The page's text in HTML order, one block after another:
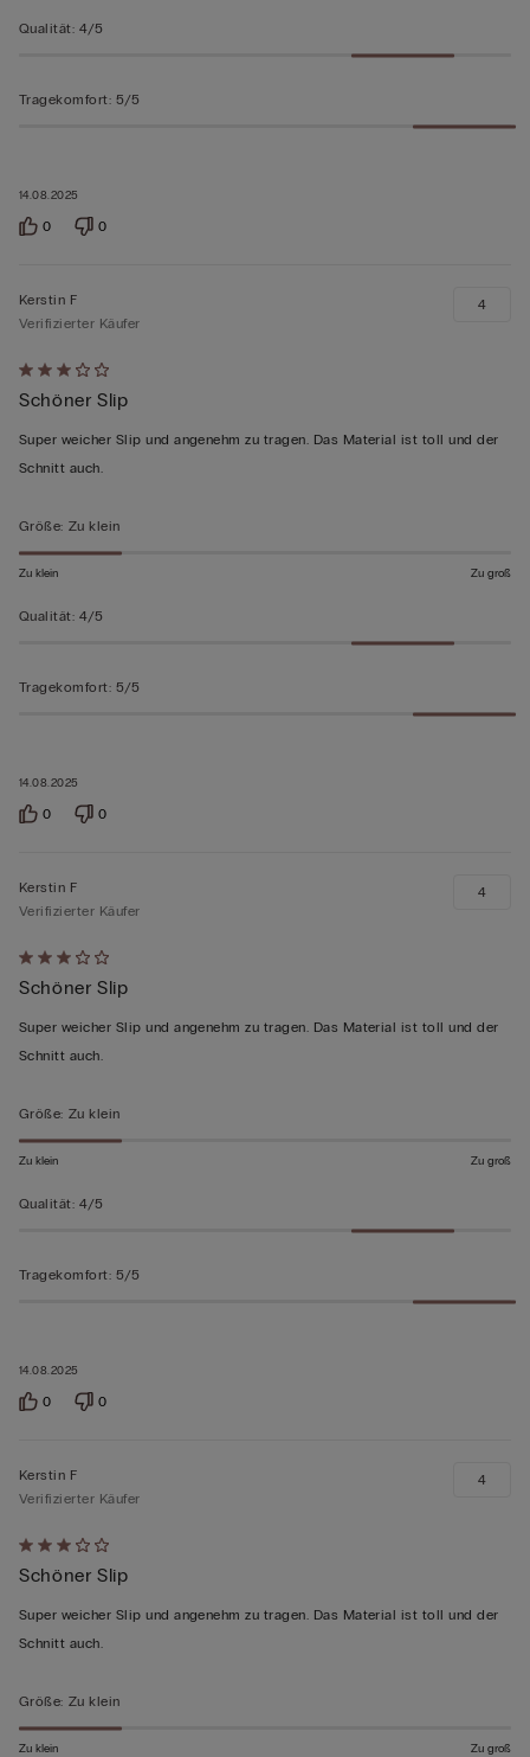
14.08.2025
Qualität: 4/5
Tragekomfort: 5/5
0 0
Mit
3
von
5
14.08.2025
Kerstin F
Verifizierter Käufer
Schöner Slip
Super weicher Slip und angenehm zu tragen. Das Material ist toll und der
Schnitt auch.
4
Größe: Zu klein
Zu klein Zu groß
Qualität: 4/5
Tragekomfort: 5/5
0 0
Mit
3
von
5
14.08.2025
Kerstin F
Verifizierter Käufer
Schöner Slip
Super weicher Slip und angenehm zu tragen. Das Material ist toll und der
Schnitt auch.
4
Größe: Zu klein
Zu klein Zu groß
Qualität: 4/5
Tragekomfort: 5/5
0 0
Mit
3
von
5
Kerstin F
Verifizierter Käufer
Schöner Slip
Super weicher Slip und angenehm zu tragen. Das Material ist toll und der
Schnitt auch.
4
Größe: Zu klein
Zu klein Zu groß